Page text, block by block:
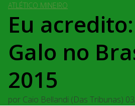
ATLÉTICO MINEIRO
Eu
Galo no
2015
por Caio Bellandi (Das Tribunas)